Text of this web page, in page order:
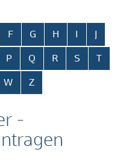
F G H
P Q R S T
W Z
-